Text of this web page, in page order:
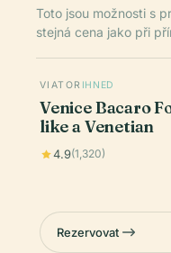
Toto jsou možnosti s
stejná cena jako při
VIATOR IHNED
Venice Bacaro
like a Venetian
4.9(1,320)
Rezervovat